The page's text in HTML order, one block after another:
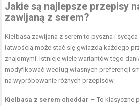
Jakie są najlepsze przepisy
zawijaną z serem?
Kiełbasa zawijana z serem to pyszna i
łatwością może stać się gwiazdą każdego
znajomymi. Istnieje wiele wariantów tego
modyfikować według własnych preferencji
na wypróbowanie różnych przepisów.
Kiełbasa z serem cheddar – To klasyczne